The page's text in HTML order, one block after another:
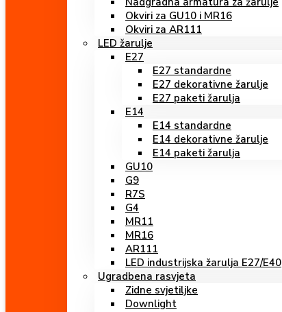
Okviri za GU10 i MR16
Okviri za AR111
LED žarulje
E27
E27 standardne
E27 dekorativne žarulje
E27 paketi žarulja
E14
E14 standardne
E14 dekorativne žarulje
E14 paketi žarulja
GU10
G9
R7S
G4
MR11
MR16
AR111
LED industrijska žarulja E27/E40
Ugradbena rasvjeta
Zidne svjetiljke
Downlight